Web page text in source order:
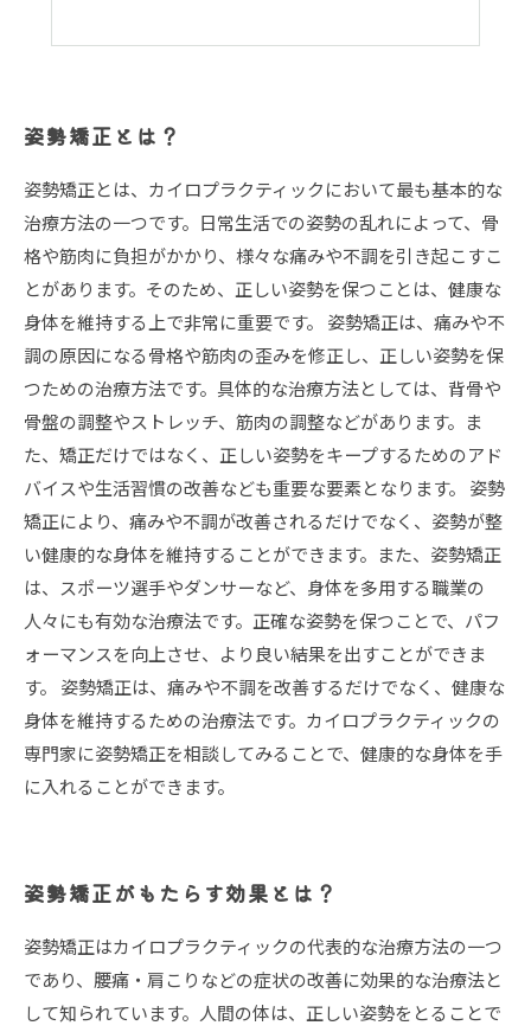
姿勢矯正とは？
姿勢矯正とは、カイロプラクティックにおいて最も基本的な
治療方法の一つです。日常生活での姿勢の乱れによって、骨
格や筋肉に負担がかかり、様々な痛みや不調を引き起こすこ
とがあります。そのため、正しい姿勢を保つことは、健康な
身体を維持する上で非常に重要です。 姿勢矯正は、痛みや不
調の原因になる骨格や筋肉の歪みを修正し、正しい姿勢を保
つための治療方法です。具体的な治療方法としては、背骨や
骨盤の調整やストレッチ、筋肉の調整などがあります。ま
た、矯正だけではなく、正しい姿勢をキープするためのアド
バイスや生活習慣の改善なども重要な要素となります。 姿勢
矯正により、痛みや不調が改善されるだけでなく、姿勢が整
い健康的な身体を維持することができます。また、姿勢矯正
は、スポーツ選手やダンサーなど、身体を多用する職業の
人々にも有効な治療法です。正確な姿勢を保つことで、パフ
ォーマンスを向上させ、より良い結果を出すことができま
す。 姿勢矯正は、痛みや不調を改善するだけでなく、健康な
身体を維持するための治療法です。カイロプラクティックの
専門家に姿勢矯正を相談してみることで、健康的な身体を手
に入れることができます。
姿勢矯正がもたらす効果とは？
姿勢矯正はカイロプラクティックの代表的な治療方法の一つ
であり、腰痛・肩こりなどの症状の改善に効果的な治療法と
して知られています。人間の体は、正しい姿勢をとることで